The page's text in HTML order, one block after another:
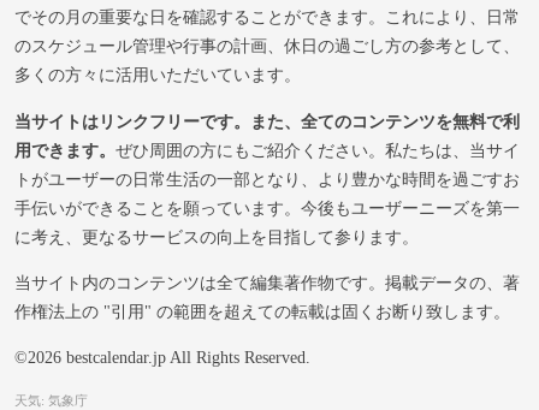
でその月の重要な日を確認することができます。これにより、日常
のスケジュール管理や行事の計画、休日の過ごし方の参考として、
多くの方々に活用いただいています。
当サイトはリンクフリーです。また、全てのコンテンツを無料で利
用できます。 ぜひ周囲の方にもご紹介ください。私たちは、当サイ
トがユーザーの日常生活の一部となり、より豊かな時間を過ごすお
手伝いができることを願っています。今後もユーザーニーズを第一
に考え、更なるサービスの向上を目指して参ります。
当サイト内のコンテンツは全て編集著作物です。掲載データの、著
作権法上の "引用" の範囲を超えての転載は固くお断り致します。
©2026 bestcalendar.jp All Rights Reserved.
天気: 気象庁